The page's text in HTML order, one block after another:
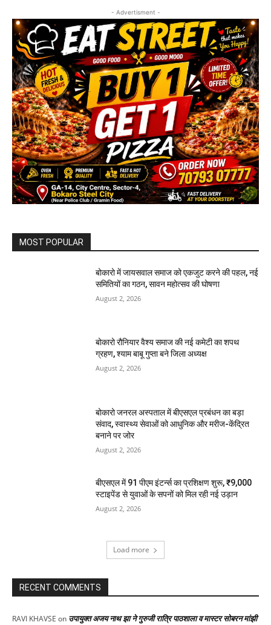
- Advertisment -
MOST POPULAR
बोकारो में जायसवाल समाज को एकजुट करने की पहल, नई
समितियों का गठन, सावन महोत्सव की घोषणा
August 2, 2026
बोकारो रौनियार वैश्य समाज की नई कमेटी का शपथ
ग्रहण, श्याम बाबू गुप्ता बने जिला अध्यक्ष
August 2, 2026
बोकारो जनरल अस्पताल में बीएसएल प्रबंधन का बड़ा
संवाद, स्वास्थ्य सेवाओं को आधुनिक और मरीज-केंद्रित
बनाने पर जोर
August 2, 2026
बीएसएल में 91 पीएम इंटर्न्स का प्रशिक्षण शुरू, ₹9,000
स्टाइपेंड से युवाओं के सपनों को मिल रही नई उड़ान
August 2, 2026
Load more
RECENT COMMENTS
RAVI KHAVSE on उपायुक्त अजय नाथ झा ने गुरुजी रात्रि पाठशाला व मास्टर सोबरन मांझी